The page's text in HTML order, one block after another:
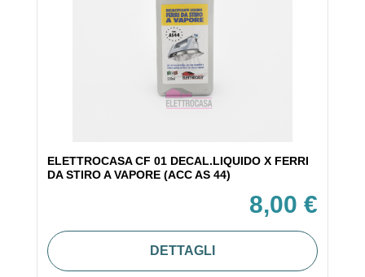
ELETTROCASA CF 01 DECAL.LIQUIDO X FERRI
DA STIRO A VAPORE (ACC AS 44)
8,00 €
DETTAGLI